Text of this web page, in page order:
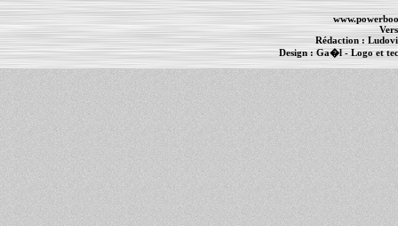
Rédaction :
Design :Ga�l- Logo et